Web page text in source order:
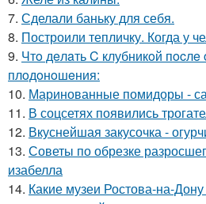
7. Сделали баньку для себя.
8. Построили тепличку. Когда у
9. Чтo дeлaть C клубникoй пocлe
плoдoнoшeния:
10. Маринованные помидоры -
11. В соцсетях появились
12. Вкуснейшая закусочка -
13. Советы по обрезке
изабелла
14. Какие музеи Ростова-на-